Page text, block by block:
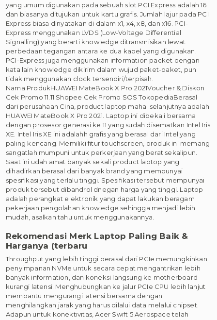
yang umum digunakan pada sebuah slot PCI Express adalah 16
dan biasanya ditujukan untuk kartu grafis. Jumlah lajur pada PCI
Express biasa dinyatakan di dalam x1, x4, x8, dan x16. PCI-
Express menggunakan LVDS (Low-Voltage Differential
Signalling) yang berarti knowledge ditransmisikan lewat
perbedaan tegangan antara ke dua kabel yang digunakan.
PCI-Express juga menggunakan information packet dengan
kata lain knowledge dikirim dalam wujud paket-paket, pun
tidak menggunakan clock tersendiri/terpisah.
Nama ProdukHUAWEI MateBook X Pro 2021Voucher & Diskon
Cek Promo 11.11 Shopee Cek Promo SOS TokopediaBerasal
dari perusahaan Cina, product laptop mahal selanjutnya adalah
HUAWEI MateBook X Pro 2021. Laptop ini dibekali bersama
dengan prosesor generasi ke 11 yang sudah disematkan Intel Iris
XE. Intel Iris XE ini adalahh grafis yang berasal dari Intel yang
paling kencang. Memiliki fitur touchscreen, produk ini memang
sangatlah mumpuni untuk perkerjaan yang berat sekalipun.
Saat ini udah amat banyak sekali product laptop yang
dihadirkan berasal dari banyak brand yang mempunyai
spesifikasi yang terlalu tinggi. Spesifikasi tersebut mempunyai
produk tersebut dibandrol dnegan harga yang tinggi. Laptop
adalah perangkat elektronik yang dapat lakukan beragam
pekerjaan pengolahan knowledge sehingga menjadi lebih
mudah, asalkan tahu untuk menggunakannya.
Rekomendasi Merk Laptop Paling Baik &
Harganya (terbaru
Throughput yang lebih tinggi berasal dari PCIe memungkinkan
penyimpanan NVMe untuk secara cepat mengantrikan lebih
banyak information, dan koneksi langsung ke motherboard
kurangi latensi. Menghubungkan ke jalur PCIe CPU lebih lanjut
membantu mengurangi latensi bersama dengan
menghilangkan jarak yang harus dilalui data melalui chipset.
Adapun untuk konektivitas, Acer Swift 5 Aerospace telah